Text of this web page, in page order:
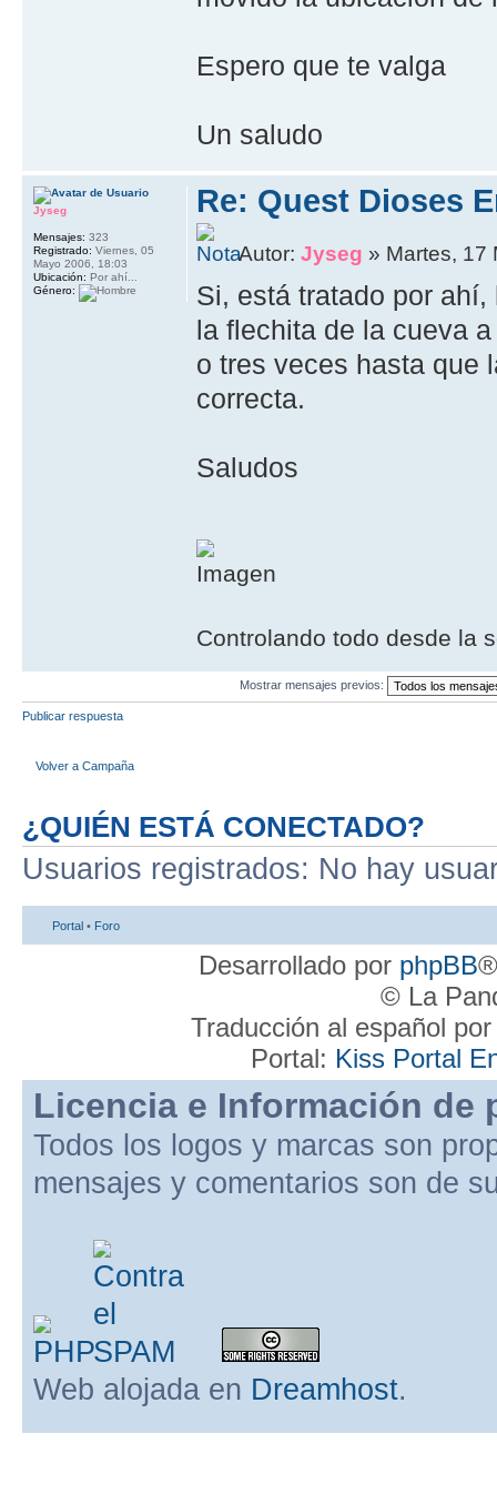
Espero que te valga
Un saludo
Re: Quest Dioses
Autor:Jyseg » Martes, 17
Si, está tratado por
la flechita de la cueva
o tres veces hasta que
correcta.
Saludos
Controlando todo desde la
Jyseg
Mensajes: 323
Registrado: Viernes, 05
Mayo 2006, 18:03
Ubicación: Por ahí...
Género:
Mostrar mensajes previos:
Publicar respuesta
Volver a Campaña
¿QUIÉN ESTÁ CONECTADO?
Usuarios registrados: No hay
Portal • Foro
Desarrollado por phpBB
© La
Traducción al español
Portal: Kiss Portal
Licencia e Información de
Todos los logos y marcas son
mensajes y comentarios son de
Web alojada en Dreamhost.